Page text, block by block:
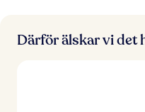
Därför älskar vi det